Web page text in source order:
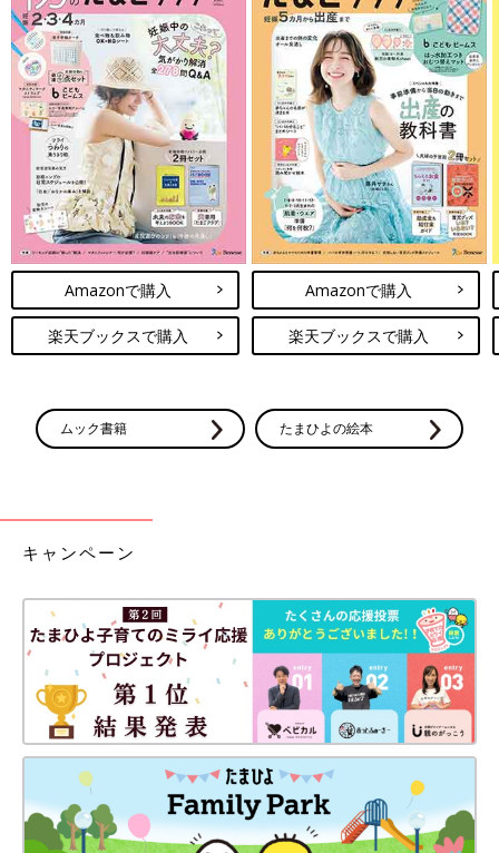
Amazonで購入
楽天ブックスで購入
Amazonで購入
楽天ブックスで購入
ムック書籍 たまひよの絵本
キャンペーン